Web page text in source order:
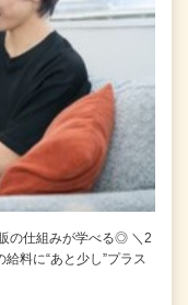
の仕組みが学べる◎ ＼2
料に“あと少し”プラス